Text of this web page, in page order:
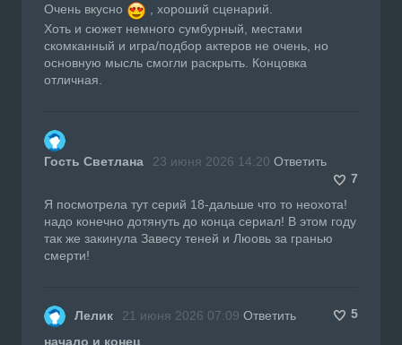
Очень вкусно
, хороший сценарий.
Хоть и сюжет немного сумбурный, местами
скомканный и игра/подбор актеров не очень, но
основную мысль смогли раскрыть. Концовка
отличная.
Гость Светлана 23 июня 2026 14:20 Ответить
7
Я посмотрела тут серий 18-дальше что то неохота!
надо конечно дотянуть до конца сериал! В этом году
так же закинула Завесу теней и Люовь за гранью
смерти!
Лелик 21 июня 2026 07:09 Ответить
5
начало и конец